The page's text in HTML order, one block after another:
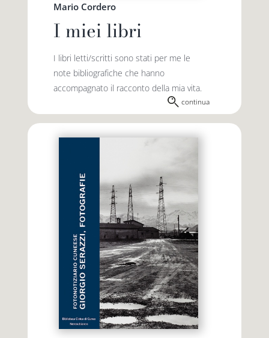
Mario Cordero
I miei libri
I libri letti/scritti sono stati per me le
note bibliografiche che hanno
accompagnato il racconto della mia vita.
continua